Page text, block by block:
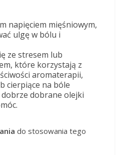
napięciem mięśniowym,
ulgę w bólu i
ze stresem lub
które korzystają z
aromaterapii,
cierpiące na bóle
dobrane olejki
do stosowania tego